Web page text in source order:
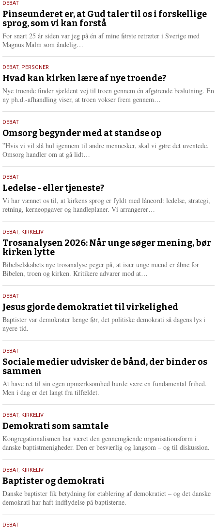
5.
august
2026
DEBAT
Pinseunderet er, at Gud taler til os i forskellige
sprog, som vi kan forstå
For snart 25 år siden var jeg på én af mine første retræter i Sverige med
Magnus Malm som åndelig…
e
r
e
25.
juli
2026
DEBAT, PERSONER
Hvad kan kirken lære af nye troende?
Nye troende finder sjældent vej til troen gennem én afgørende beslutning. En
ny ph.d.-afhandling viser, at troen vokser frem gennem…
e
r
e
9.
juli
2026
DEBAT
Omsorg begynder med at standse op
”Hvis vi vil slå hul igennem til andre mennesker, skal vi gøre det uventede.
Omsorg handler om at gå lidt…
e
r
e
10.
juni
2026
DEBAT
Ledelse - eller tjeneste?
Vi har vænnet os til, at kirkens sprog er fyldt med låneord: ledelse, strategi,
retning, kerneopgaver og handleplaner. Vi arrangerer…
e
2.
juni
2026
DEBAT, KIRKELIV
Trosanalysen 2026: Når unge søger mening, bør
kirken lytte
Bibelselskabets nye trosanalyse peger på, at især unge mænd er åbne for
Bibelen, troen og kirken. Kritikere advarer mod at…
e
r
18.
maj
2026
DEBAT
Jesus gjorde demokratiet til virkelighed
Baptister var demokrater længe før, det politiske demokrati så dagens lys i
nyere tid.
18.
maj
2026
DEBAT
Sociale medier udvisker de bånd, der binder os
sammen
At have ret til sin egen opmærksomhed burde være en fundamental frihed.
Men i dag er det langt fra tilfældet.
18.
maj
2026
DEBAT, KIRKELIV
Demokrati som samtale
Kongregationalismen har været den gennemgående organisationsform i
danske baptistmenigheder. Den er besværlig og langsom – og til diskussion.
18.
maj
2026
DEBAT, KIRKELIV
Baptister og demokrati
Danske baptister fik betydning for etablering af demokratiet – og det danske
demokrati har haft indflydelse på baptisterne.
18.
DEBAT